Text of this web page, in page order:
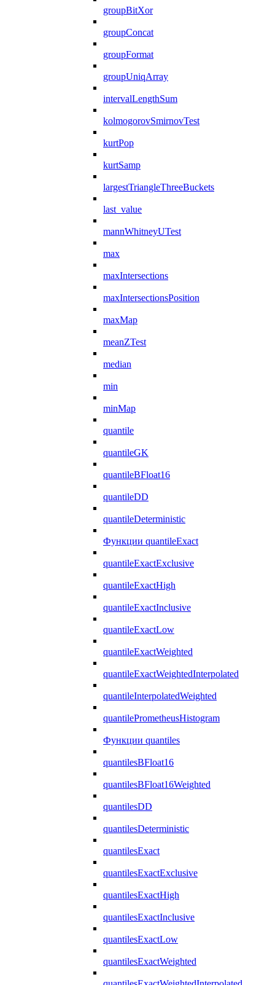
groupBitXor
groupConcat
groupFormat
groupUniqArray
intervalLengthSum
kolmogorovSmirnovTest
kurtPop
kurtSamp
largestTriangleThreeBuckets
last_value
mannWhitneyUTest
max
maxIntersections
maxIntersectionsPosition
maxMap
meanZTest
median
min
minMap
quantile
quantileGK
quantileBFloat16
quantileDD
quantileDeterministic
Функции quantileExact
quantileExactExclusive
quantileExactHigh
quantileExactInclusive
quantileExactLow
quantileExactWeighted
quantileExactWeightedInterpolated
quantileInterpolatedWeighted
quantilePrometheusHistogram
Функции quantiles
quantilesBFloat16
quantilesBFloat16Weighted
quantilesDD
quantilesDeterministic
quantilesExact
quantilesExactExclusive
quantilesExactHigh
quantilesExactInclusive
quantilesExactLow
quantilesExactWeighted